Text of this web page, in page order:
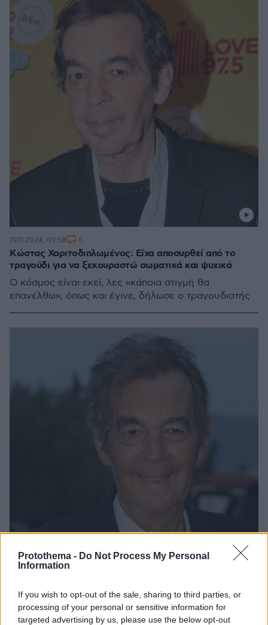
Protothema - Do Not Process My Personal
Information
If you wish to opt-out of the sale, sharing to third parties, or
processing of your personal or sensitive information for
targeted advertising by us, please use the below opt-out
Κώστας Χαριτοδιπλωμένος: Είχα αποσυρθεί από το
τραγούδι για να ξεκουραστώ σωματικά και ψυχικά
Ο κόσμος είναι εκεί, λες «κάποια στιγμή θα
επανέλθω», όπως και έγινε, δήλωσε ο τραγουδιστής
19.11.2024, 09:58 6
Φυσικά και θα συνεργαζόμουν με έναν τράπερ, είπε ο
Κώστας Χαριτοδιπλωμένος
08.11.2024, 16:14